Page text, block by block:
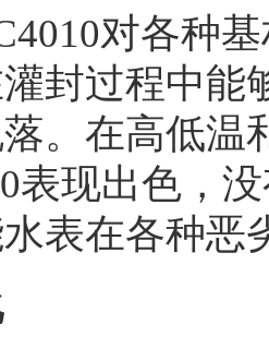
对各种
封过程中能
落。在高低
表现出色，
表在各种恶